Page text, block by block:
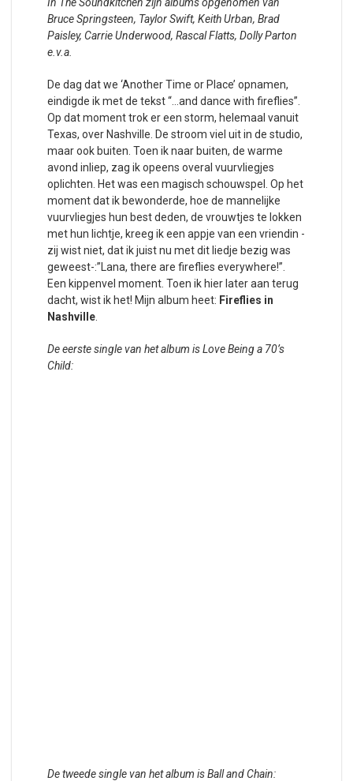
Bruce Springsteen, Taylor Swift, Keith Urban, Brad
Paisley, Carrie Underwood, Rascal Flatts, Dolly Parton
e.v.a.
De dag dat we ‘Another Time or Place’ opnamen,
eindigde ik met de tekst “…and dance with fireflies”.
Op dat moment trok er een storm, helemaal vanuit
Texas, over Nashville. De stroom viel uit in de studio,
maar ook buiten. Toen ik naar buiten, de warme
avond inliep, zag ik opeens overal vuurvliegjes
oplichten. Het was een magisch schouwspel. Op het
moment dat ik bewonderde, hoe de mannelijke
vuurvliegjes hun best deden, de vrouwtjes te lokken
met hun lichtje, kreeg ik een appje van een vriendin -
zij wist niet, dat ik juist nu met dit liedje bezig was
geweest-:”Lana, there are fireflies everywhere!”.
Een kippenvel moment. Toen ik hier later aan terug
dacht, wist ik het! Mijn album heet: Fireflies in
Nashville
De eerste single van het album is Love Being a 70’s
Child:
De tweede single van het album is Ball and Chain: